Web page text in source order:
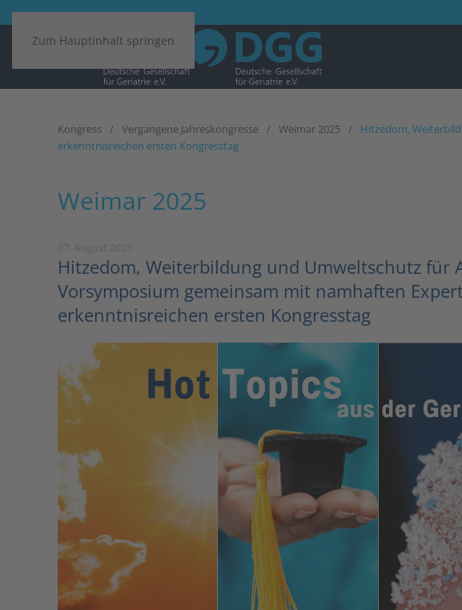
Zum Hauptinhalt springen
Kongress Vergangene Jahreskongresse Weimar 2025
Hitzedom,
erkenntnisreichen ersten Kongresstag
Weimar 2025
Hitzedom, Weiterbildung und Umweltschutz für
Vorsymposium gemeinsam mit namhaften
erkenntnisreichen ersten Kongresstag